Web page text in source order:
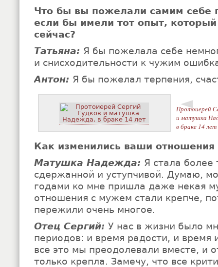
Что бы вы пожелали самим себе
если бы имели тот опыт, который
сейчас?
Татьяна: Я бы пожелала себе
и снисходительности к чужим
Антон: Я бы пожелал терпения,
◄
Протоиерей
и матушка
в браке 14 лет
Как изменились ваши отношения
Матушка Надежда: Я стала более
сдержанной и уступчивой. Думаю,
годами ко мне пришла даже некая
отношения с мужем стали крепче,
пережили очень многое.
Отец Сергий: У нас в жизни было
периодов: и время радости, и время
все это мы преодолевали вместе, и
только крепла. Замечу, что все